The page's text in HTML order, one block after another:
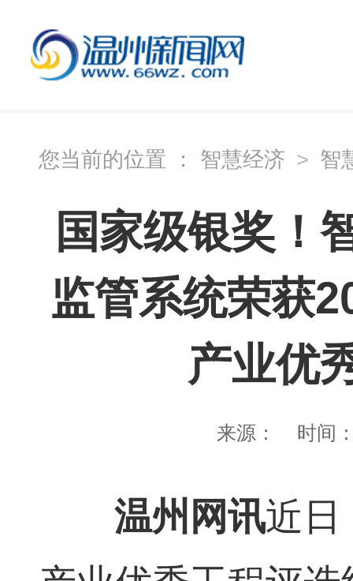
您当前的位置 ： 智慧经济 > 智
国家级银奖！
监管系统荣获
产业优
来源： 时间
温州网讯近日